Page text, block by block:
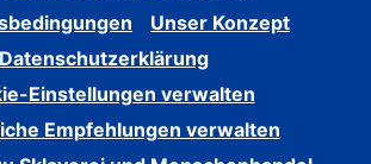
Unser Konzept
Datenschutzerklärung
Einstellungen verwalten
Empfehlungen verwalten